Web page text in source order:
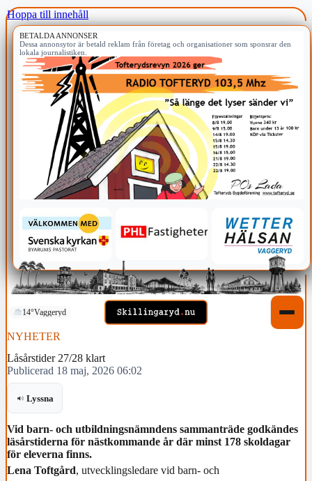
Hoppa till innehåll
BETALDA ANNONSER
Dessa annonsytor är betald reklam från företag och organisationer som sponsrar den
lokala journalistiken.
14°Vaggeryd
NYHETER
Låsårstider 27/28 klart
Publicerad 18 maj, 2026 06:02
Lyssna
Vid barn- och utbildningsnämndens sammanträde godkändes
läsårstiderna för nästkommande år där minst 178 skoldagar
för eleverna finns.
Lena Toftgård, utvecklingsledare vid barn- och